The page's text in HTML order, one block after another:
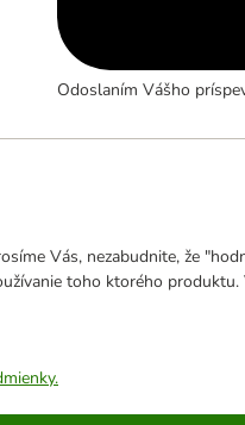
Odoslaním Vášho
Vás, nezabudnite, že
toho ktorého